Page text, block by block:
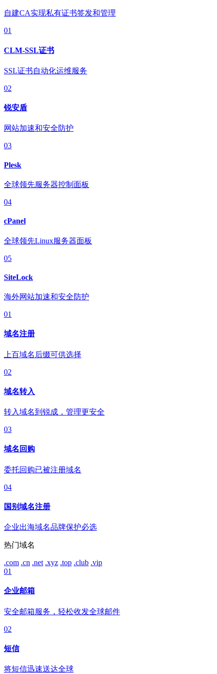
自建CA实现私有证书签发和管理
01
CLM-SSL证书
SSL证书自动化运维服务
02
锐安盾
网站加速和安全防护
03
Plesk
全球领先服务器控制面板
04
cPanel
全球领先Linux服务器面板
05
SiteLock
海外网站加速和安全防护
01
域名注册
上百域名后缀可供选择
02
域名转入
转入域名到锐成，管理更安全
03
域名回购
委托回购已被注册域名
04
国别域名注册
企业出海域名品牌保护必选
热门域名
.com .cn .net .xyz .top .club .vip
01
企业邮箱
安全邮箱服务，轻松收发全球邮件
02
短信
将短信迅速送达全球